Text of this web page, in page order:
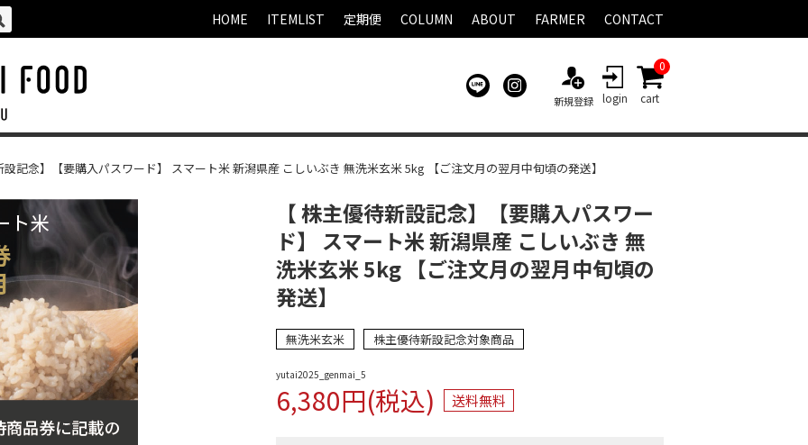
HOME ITEMLIST 定期便 COLUMN ABOUT FARMER CONTACT
新規登録 login cart
0
記念】【要購入パスワード】 スマート米 新潟県産 こしいぶき 無洗米玄米 5kg 【ご注文月の翌月中旬頃の発送】
【 株主優待新設記念】【要購入パスワー
ド】 スマート米 新潟県産 こしいぶき 無
洗米玄米 5kg 【ご注文月の翌月中旬頃の
発送】
無洗米玄米 株主優待新設記念対象商品
yutai2025_genmai_5
6,380円(税込) 送料無料